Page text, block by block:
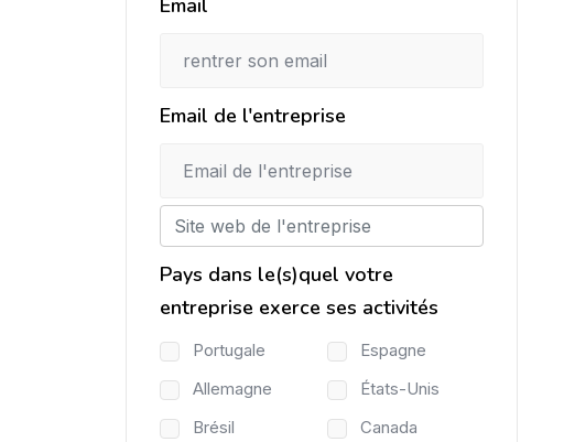
Email de l'entreprise
Pays dans le(s)quel votre
entreprise exerce ses activités
Portugale
Espagne
Allemagne
États-Unis
Brésil
Canada